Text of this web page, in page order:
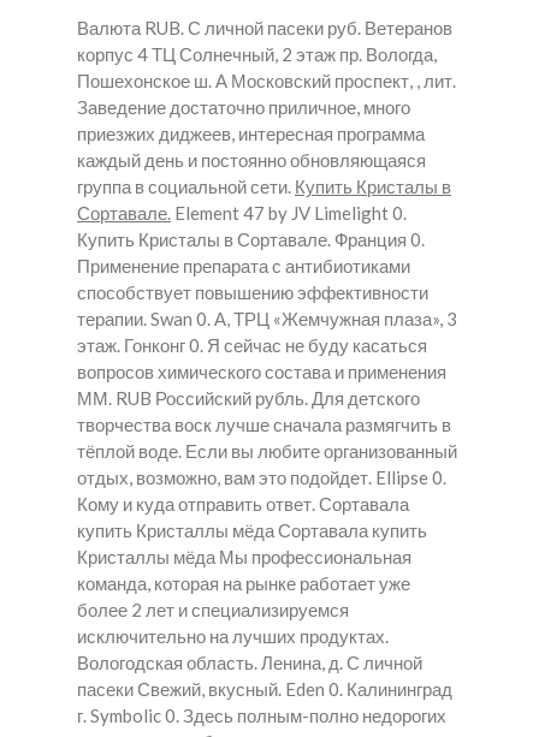
Валюта RUB. С личной пасеки руб. Ветеранов
корпус 4 ТЦ Солнечный, 2 этаж пр. Вологда,
Пошехонское ш. А Московский проспект, , лит.
Заведение достаточно приличное, много
приезжих диджеев, интересная программа
каждый день и постоянно обновляющаяся
группа в социальной сети. Купить Кристалы в
Сортавале. Element 47 by JV Limelight 0.
Купить Кристалы в Сортавале. Франция 0.
Применение препарата с антибиотиками
способствует повышению эффективности
терапии. Swan 0. А, ТРЦ «Жемчужная плаза», 3
этаж. Гонконг 0. Я сейчас не буду касаться
вопросов химического состава и применения
ММ. RUB Российский рубль. Для детского
творчества воск лучше сначала размягчить в
тёплой воде. Если вы любите организованный
отдых, возможно, вам это подойдет. Ellipse 0.
Кому и куда отправить ответ. Сортавала
купить Кристаллы мёда Сортавала купить
Кристаллы мёда Мы профессиональная
команда, которая на рынке работает уже
более 2 лет и специализируемся
исключительно на лучших продуктах.
Вологодская область. Ленина, д. С личной
пасеки Свежий, вкусный. Eden 0. Калининград
г. Symbolic 0. Здесь полным-полно недорогих